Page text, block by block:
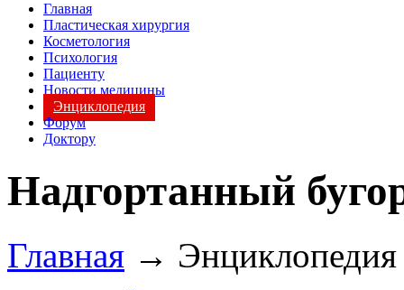
Главная
Пластическая хирургия
Косметология
Психология
Пациенту
Новости медицины
Энциклопедия
Форум
Доктору
Надгортанный
Главная →